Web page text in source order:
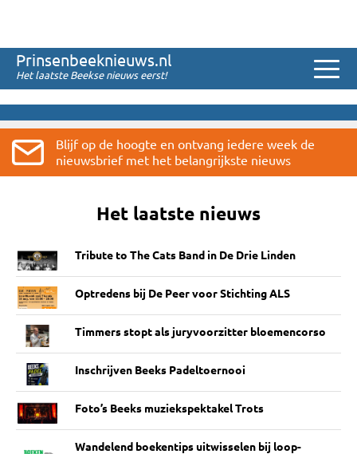
Prinsenbeeknieuws.nl
Het laatste Beekse nieuws eerst!
Blijf op de hoogte en ontvang iedere week de
nieuwsbrief met het belangrijkste nieuws
Het laatste nieuws
Tribute to The Cats Band in De Drie Linden
Optredens bij De Peer voor Stichting ALS
Timmers stopt als juryvoorzitter bloemencorso
Inschrijven Beeks Padeltoernooi
Foto’s Beeks muziekspektakel Trots
Wandelend boekentips uitwisselen bij loop-